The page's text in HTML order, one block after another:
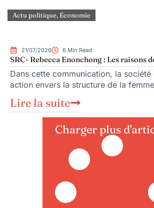
Actu politique, Économie
21/07/2026 6 Min Read
SRC- Rebecca Enonchong : Les raisons
Dans cette communication, la
action envers la structure de la
Lire la suite
Charger plus